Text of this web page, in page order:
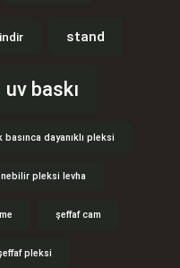
stand
uv baskı
basınca dayanıklı pleksi
pleksi levha
şeffaf cam
pleksi